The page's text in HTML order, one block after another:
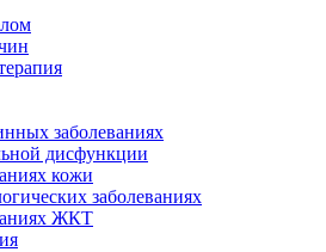
заболеваниях
дисфункции
кожи
заболеваниях
ЖКТ